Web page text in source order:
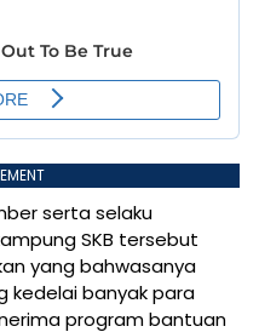
serta selaku
SKB tersebut
yang bahwasanya
kedelai banyak para
program bantuan